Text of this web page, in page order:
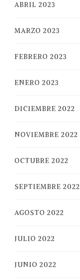
ABRIL 2023
MARZO 2023
FEBRERO 2023
ENERO 2023
DICIEMBRE 2022
NOVIEMBRE 2022
OCTUBRE 2022
SEPTIEMBRE 2022
AGOSTO 2022
JULIO 2022
JUNIO 2022